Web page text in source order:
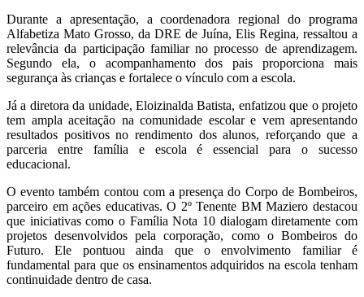
Durante a apresentação, a coordenadora regional do programa
Alfabetiza Mato Grosso, da DRE de Juína, Elis Regina, ressaltou a
relevância da participação familiar no processo de aprendizagem.
Segundo ela, o acompanhamento dos pais proporciona mais
segurança às crianças e fortalece o vínculo com a escola.
Já a diretora da unidade, Eloizinalda Batista, enfatizou que o projeto
tem ampla aceitação na comunidade escolar e vem apresentando
resultados positivos no rendimento dos alunos, reforçando que a
parceria entre família e escola é essencial para o sucesso
educacional.
O evento também contou com a presença do Corpo de Bombeiros,
parceiro em ações educativas. O 2º Tenente BM Maziero destacou
que iniciativas como o Família Nota 10 dialogam diretamente com
projetos desenvolvidos pela corporação, como o Bombeiros do
Futuro. Ele pontuou ainda que o envolvimento familiar é
fundamental para que os ensinamentos adquiridos na escola tenham
continuidade dentro de casa.